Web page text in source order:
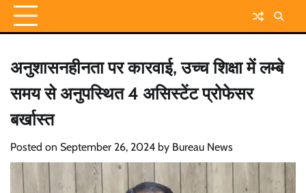
अनुशासनहीनता पर कारवाई, उच्च शिक्षा में लम्बे
समय से अनुपस्थित 4 असिस्टेंट प्रोफेसर
बर्खास्त
Posted on September 26, 2024 by Bureau News